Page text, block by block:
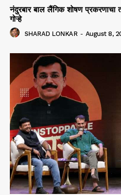
नंदुरबार बाल लैंगिक शोषण प्रकरणाचा
गोऱ्हे
SHARAD LONKAR - August 8,